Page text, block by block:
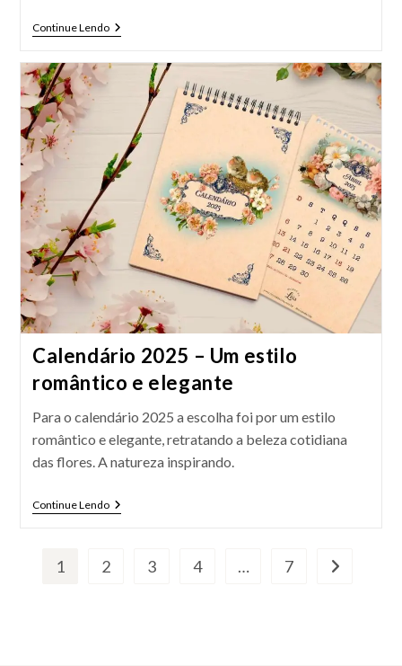
Continue LendoPercarbonato
De
Para
Como
Usar
Calendário 2025 – Um estilo
romântico e elegante
Para o calendário 2025 a escolha foi por um estilo
romântico e elegante, retratando a beleza cotidiana
das flores. A natureza inspirando.
Continue LendoCalendário
2025
Estilo
Romântico
1 2 3 4 … 7 Ir para a